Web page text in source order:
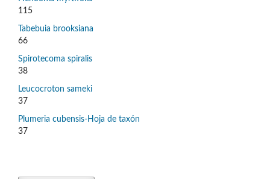
115
Tabebuia brooksiana
66
Spirotecoma spiralis
38
Leucocroton sameki
37
Plumeria cubensis-Hoja de taxón
37